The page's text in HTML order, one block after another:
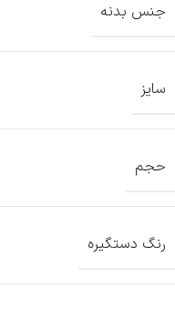
جنس بدنه
سایز
حجم
رنگ دستگیره